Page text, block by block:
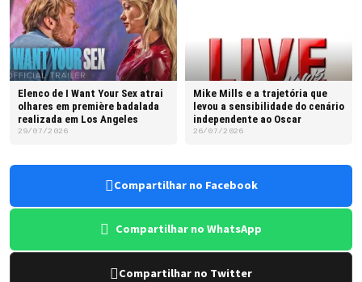
Elenco de I Want Your Sex atrai
olhares em première badalada
realizada em Los Angeles
29/07/2026
Mike Mills e a trajetória que
levou a sensibilidade do cenário
independente ao Oscar
26/07/2026
Compartilhar no Facebook
Compartilhar no WhatsApp
Compartilhar no Twitter